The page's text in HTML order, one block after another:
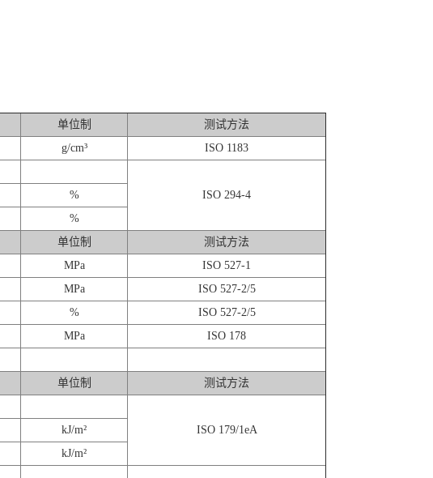
单位制
测试方法
g/cm³
ISO 1183
ISO 294-4
%
%
单位制
测试方法
MPa
ISO 527-1
MPa
ISO 527-2/5
%
ISO 527-2/5
MPa
ISO 178
单位制
测试方法
ISO 179/1eA
kJ/m²
kJ/m²